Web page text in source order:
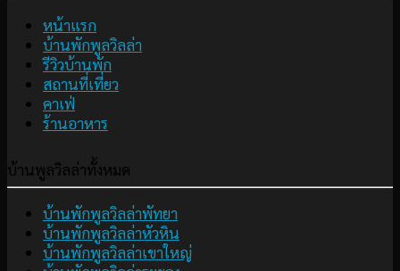
หน้าแรก
บ้านพักพูลวิลล่า
รีวิวบ้านพัก
สถานที่เที่ยว
คาเฟ่
ร้านอาหาร
บ้านพูลวิลล่าทั้งหมด
บ้านพักพูลวิลล่าพัทยา
บ้านพักพูลวิลล่าหัวหิน
บ้านพักพูลวิลล่าเขาใหญ่